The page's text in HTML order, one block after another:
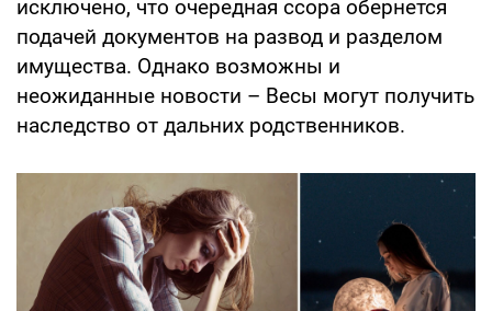
исключено, что очередная ссора обернется
подачей документов на развод и разделом
имущества. Однако возможны и
неожиданные новости – Весы могут получить
наследство от дальних родственников.